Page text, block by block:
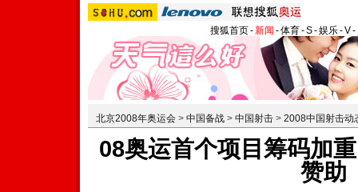
搜狐首页-新闻 -体育-S-娱乐-V-
北京2008年奥运会 > 中国备战 > 中国射击 > 2008中国射击动
08奥运首个项目筹码加
赞助